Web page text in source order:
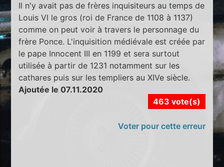
Il n'y avait pas de frères inquisiteurs au temps de
Louis VI le gros (roi de France de 1108 à 1137)
comme on peut voir à travers le personnage du
frère Ponce. L'inquisition médiévale est créée par
le pape Innocent III en 1199 et sera surtout
utilisée à partir de 1231 notamment sur les
cathares puis sur les templiers au XIVe siècle.
Ajoutée le 07.11.2020
463 vote(s)
Voter pour cette erreur